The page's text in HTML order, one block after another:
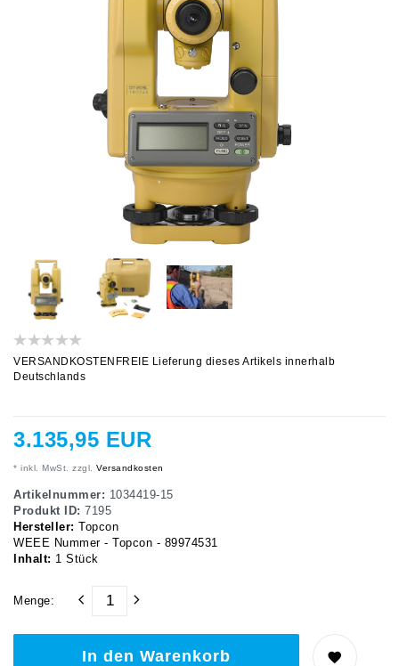
VERSANDKOSTENFREIE Lieferung dieses Artikels innerhalb
Deutschlands
3.135,95 EUR
* inkl. MwSt. zzgl. Versandkosten
Artikelnummer: 1034419-15
Produkt ID: 7195
Hersteller: Topcon
WEEE Nummer - Topcon - 89974531
Inhalt: 1 Stück
Menge:
In den Warenkorb